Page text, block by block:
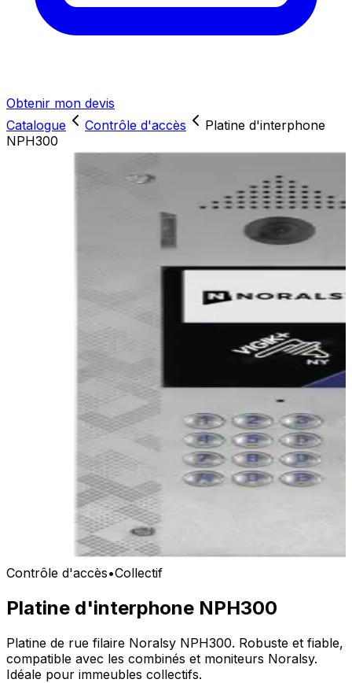
Obtenir mon devis
Catalogue
Contrôle d'accès
Platine d'interphone
NPH300
Contrôle d'accès•Collectif
Platine d'interphone NPH300
Platine de rue filaire Noralsy NPH300. Robuste et fiable,
compatible avec les combinés et moniteurs Noralsy.
Idéale pour immeubles collectifs.